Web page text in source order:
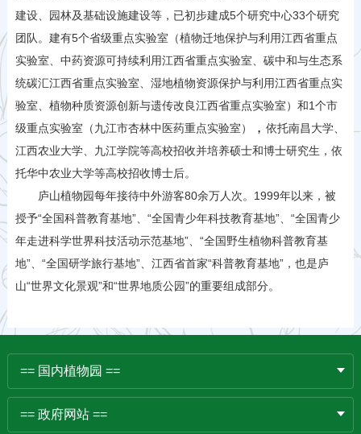
建设、园林及基础设施建设等，已初步建成5个研究中心33个研究
团队。建有5个省级重点实验室（植物迁地保护与利用江西省重点
实验室、中药资源可持续利用江西省重点实验室
碳中和与生态系
统碳汇江西省重点实验室、湿地植物资源保护与利用江西省重点实
验室
植物种质资源创新与遗传改良江西省重点实验室）和1个市
级重点实验室（九江市杏林中医药重点实验室）
， 依托南昌大学、
江西农业大学、九江学院等高校招收并培养硕士和博士研究生，依
托华中农业大学等高校招收博士后。
庐山植物园每年接待中外游客80余万人次。1999年以来，被
授予“全国科普教育基地”、“全国青少年科技教育基地”、“全国青少
年走进科学世界科技活动示范基地”、“全国野生植物科普教育基
地”、“全国研学旅行基地”、江西省首家“科普教育基地”，也是庐
山“世界文化景观”和“世界地质公园”的重要组成部分。
== 国内植物园 ==
== 政府网站 ==